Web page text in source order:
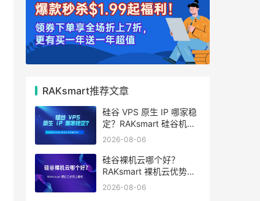
RAKsmart推荐文章
硅谷 VPS 原生 IP 哪家稳
定？RAKsmart 硅谷机房
深度评测
2026-08-06
硅谷裸机云哪个好？
RAKsmart 裸机云优势全
解析
2026-08-06